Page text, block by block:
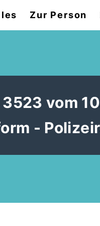
Zur Person
3523 vom
-